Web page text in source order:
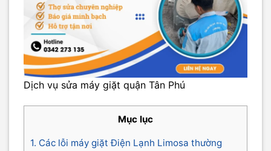
Dịch vụ sửa máy giặt quận Tân Phú
Mục lục
1. Các lỗi máy giặt Điện Lạnh Limosa thường